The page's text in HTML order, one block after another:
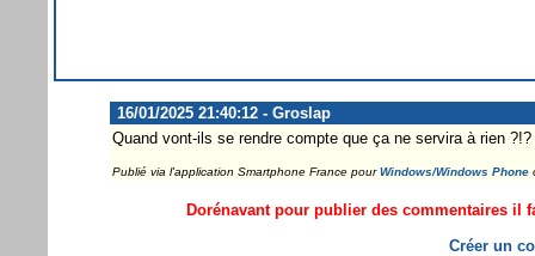
16/01/2025 21:40:12 - Groslap
Quand vont-ils se rendre compte que ça ne servira à rien ?!?
Publié via l'application Smartphone France pourWindows/Windows Phone
Dorénavant pour publier des commentaires il
Créer un